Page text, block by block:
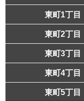
東町1丁目
東町2丁目
東町3丁目
東町4丁目
東町5丁目